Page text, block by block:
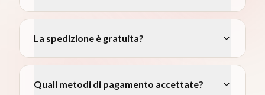
La spedizione è gratuita?
Quali metodi di pagamento accettate?